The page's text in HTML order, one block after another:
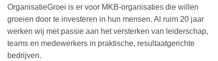
OrganisatieGroei is er voor MKB-organisaties die willen
groeien door te investeren in hun mensen. Al ruim 20 jaar
werken wij met passie aan het versterken van leiderschap,
teams en medewerkers in praktische, resultaatgerichte
bedrijven.